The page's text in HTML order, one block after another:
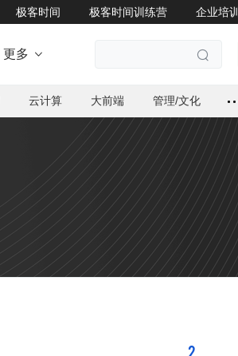
极客时间 极客时间训练营 企业培训
更多  
云计算 大前端 管理/文化
2